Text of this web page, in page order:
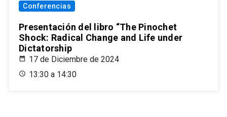
Conferencias
Presentación del libro “The Pinochet
Shock: Radical Change and Life under
Dictatorship
17 de Diciembre de 2024
13:30 a 14:30